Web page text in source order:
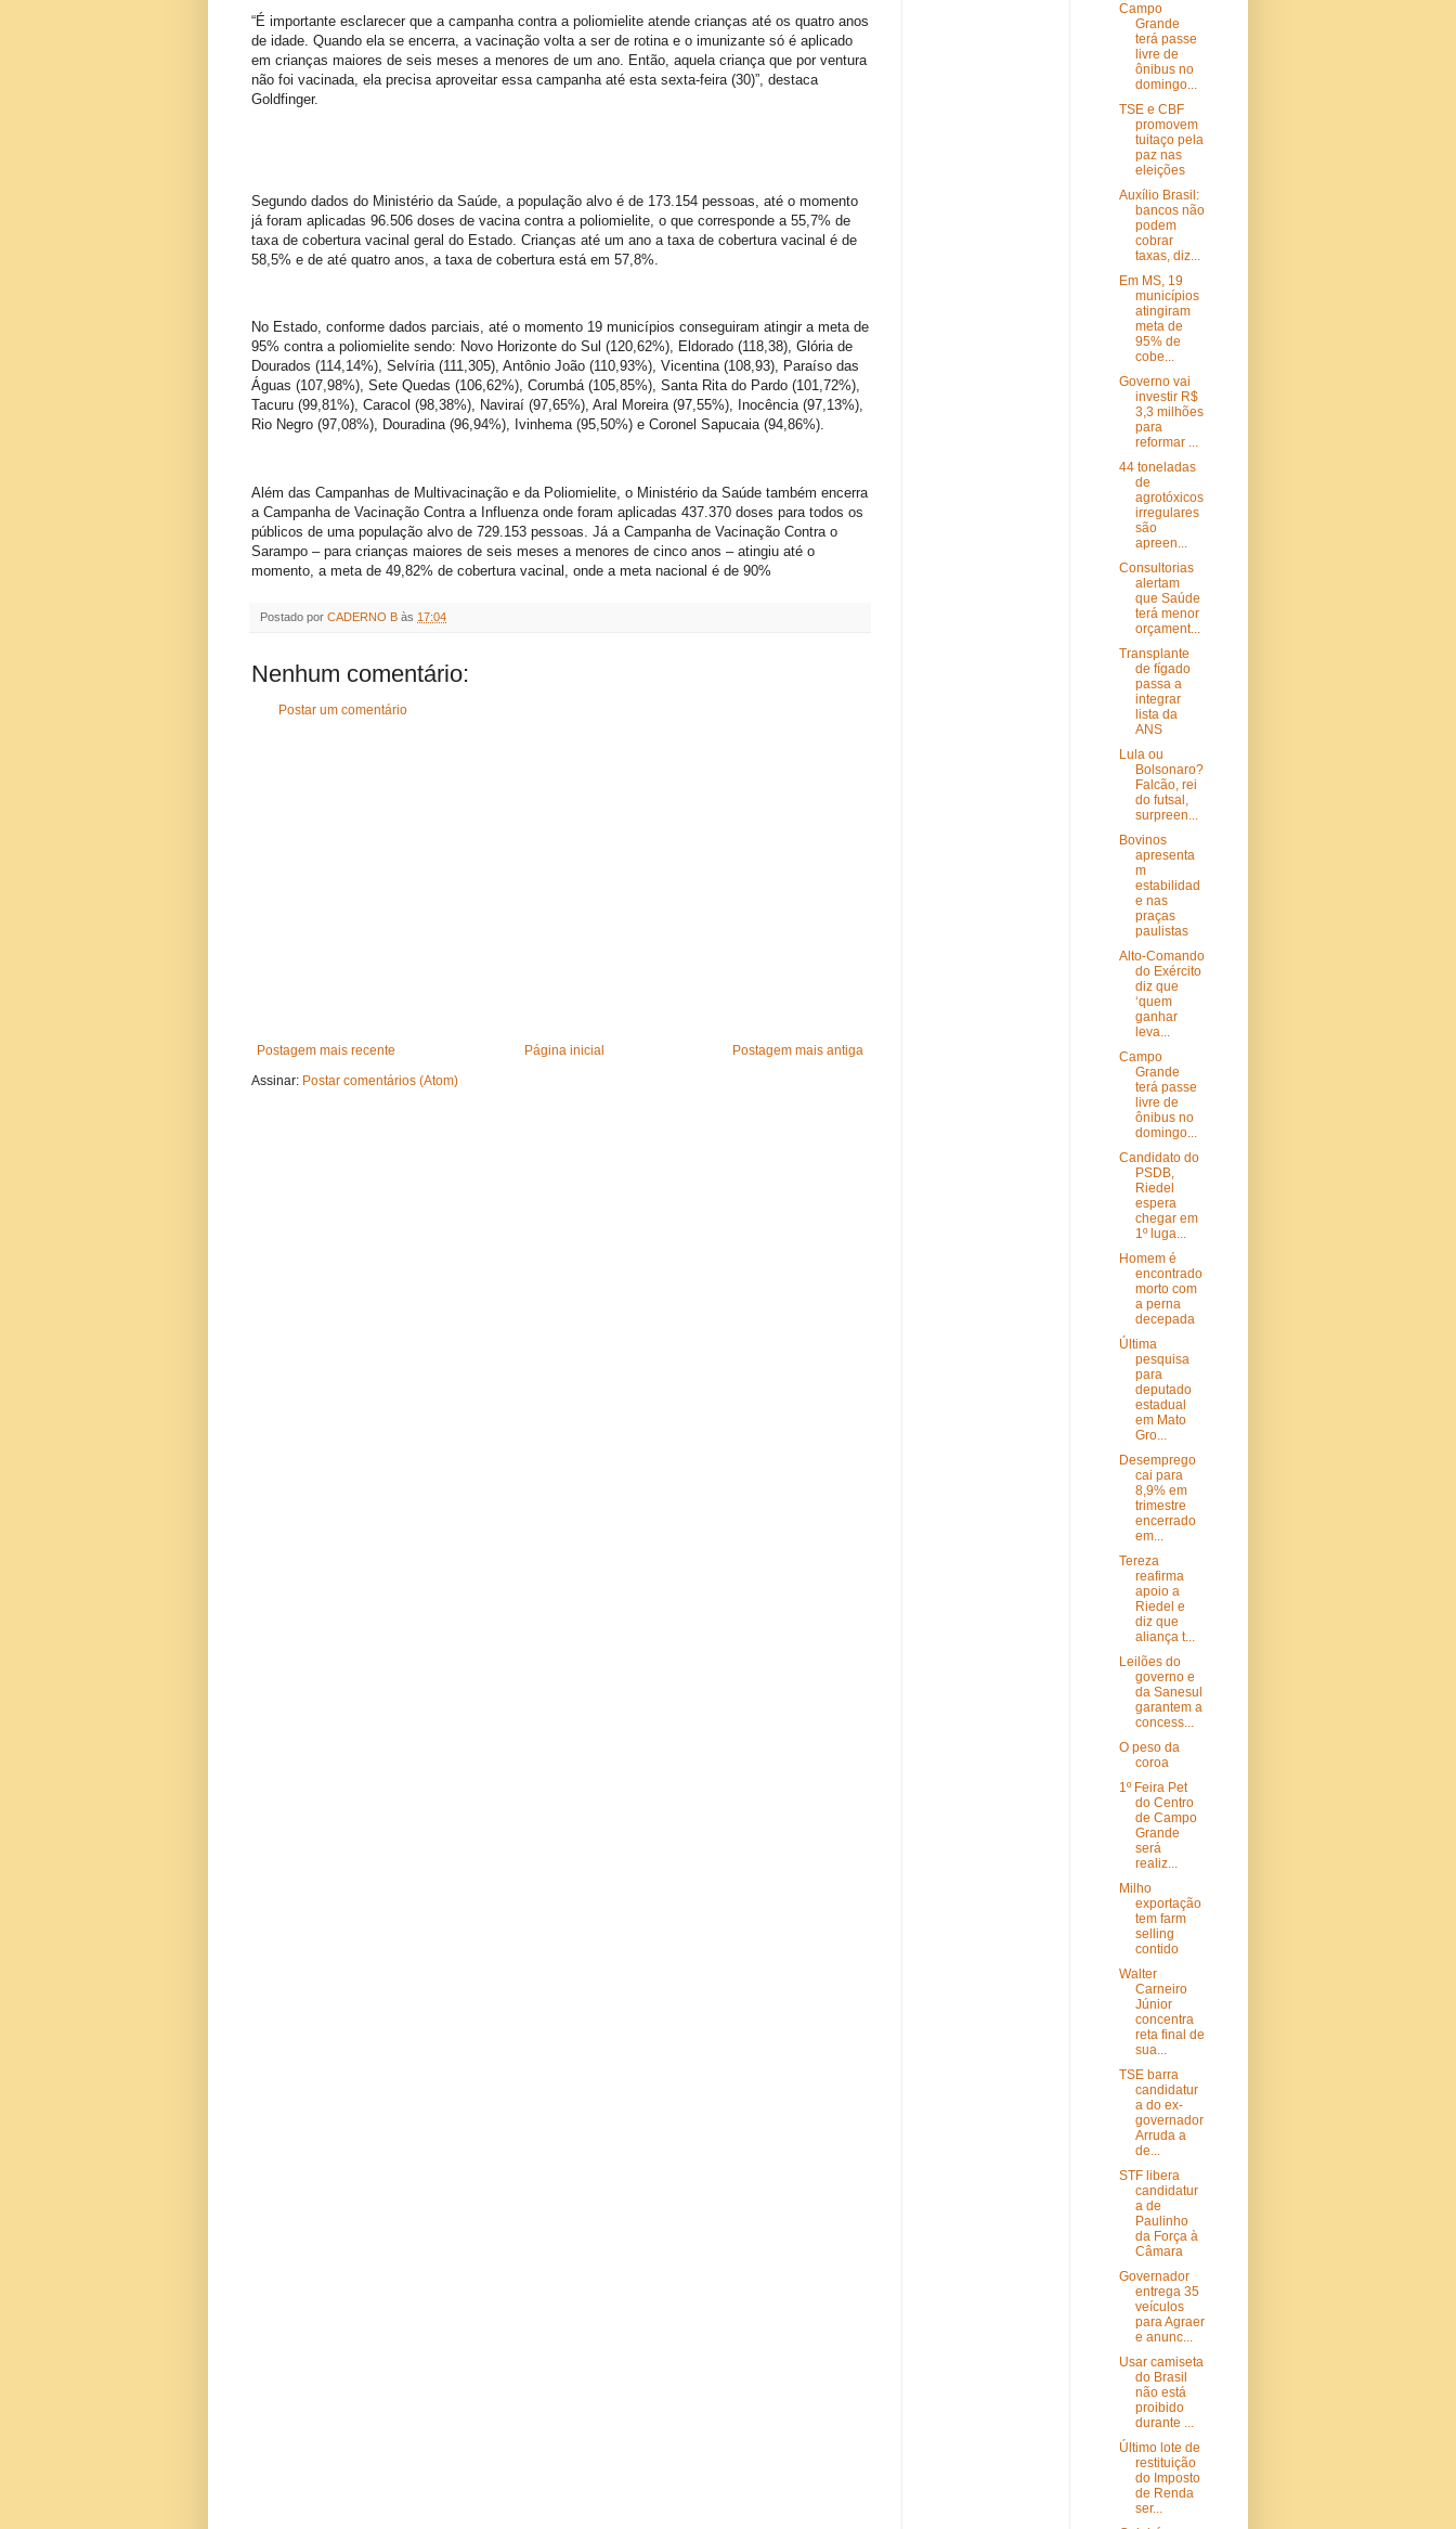
“É importante esclarecer que a campanha contra a poliomielite atende crianças até os quatro anos
de idade. Quando ela se encerra, a vacinação volta a ser de rotina e o imunizante só é aplicado
em crianças maiores de seis meses a menores de um ano. Então, aquela criança que por ventura
não foi vacinada, ela precisa aproveitar essa campanha até esta sexta-feira (30)”, destaca
Goldfinger.
Segundo dados do Ministério da Saúde, a população alvo é de 173.154 pessoas, até o momento
já foram aplicadas 96.506 doses de vacina contra a poliomielite, o que corresponde a 55,7% de
taxa de cobertura vacinal geral do Estado. Crianças até um ano a taxa de cobertura vacinal é de
58,5% e de até quatro anos, a taxa de cobertura está em 57,8%.
No Estado, conforme dados parciais, até o momento 19 municípios conseguiram atingir a meta de
95% contra a poliomielite sendo: Novo Horizonte do Sul (120,62%), Eldorado (118,38), Glória de
Dourados (114,14%), Selvíria (111,305), Antônio João (110,93%), Vicentina (108,93), Paraíso das
Águas (107,98%), Sete Quedas (106,62%), Corumbá (105,85%), Santa Rita do Pardo (101,72%),
Tacuru (99,81%), Caracol (98,38%), Naviraí (97,65%), Aral Moreira (97,55%), Inocência (97,13%),
Rio Negro (97,08%), Douradina (96,94%), Ivinhema (95,50%) e Coronel Sapucaia (94,86%).
Além das Campanhas de Multivacinação e da Poliomielite, o Ministério da Saúde também encerra
a Campanha de Vacinação Contra a Influenza onde foram aplicadas 437.370 doses para todos os
públicos de uma população alvo de 729.153 pessoas. Já a Campanha de Vacinação Contra o
Sarampo – para crianças maiores de seis meses a menores de cinco anos – atingiu até o
momento, a meta de 49,82% de cobertura vacinal, onde a meta nacional é de 90%
Postado por CADERNO B às 17:04
Nenhum comentário:
Postar um comentário
Postagem mais recente Postagem mais antiga
Página inicial
Assinar: Postar comentários (Atom)
Campo
Grande
terá passe
livre de
ônibus no
domingo...
TSE e CBF
promovem
tuitaço pela
paz nas
eleições
Auxílio Brasil:
bancos não
podem
cobrar
taxas, diz...
Em MS, 19
municípios
atingiram
meta de
95% de
cobe...
Governo vai
investir R$
3,3 milhões
para
reformar ...
44 toneladas
de
agrotóxicos
irregulares
são
apreen...
Consultorias
alertam
que Saúde
terá menor
orçament...
Transplante
de fígado
passa a
integrar
lista da
ANS
Lula ou
Bolsonaro?
Falcão, rei
do futsal,
surpreen...
Bovinos
apresenta
m
estabilidad
e nas
praças
paulistas
Alto-Comando
do Exército
diz que
‘quem
ganhar
leva...
Campo
Grande
terá passe
livre de
ônibus no
domingo...
Candidato do
PSDB,
Riedel
espera
chegar em
1º luga...
Homem é
encontrado
morto com
a perna
decepada
Última
pesquisa
para
deputado
estadual
em Mato
Gro...
Desemprego
cai para
8,9% em
trimestre
encerrado
em...
Tereza
reafirma
apoio a
Riedel e
diz que
aliança t...
Leilões do
governo e
da Sanesul
garantem a
concess...
O peso da
coroa
1º Feira Pet
do Centro
de Campo
Grande
será
realiz...
Milho
exportação
tem farm
selling
contido
Walter
Carneiro
Júnior
concentra
reta final de
sua...
TSE barra
candidatur
a do ex-
governador
Arruda a
de...
STF libera
candidatur
a de
Paulinho
da Força à
Câmara
Governador
entrega 35
veículos
para Agraer
e anunc...
Usar camiseta
do Brasil
não está
proibido
durante ...
Último lote de
restituição
do Imposto
de Renda
ser...